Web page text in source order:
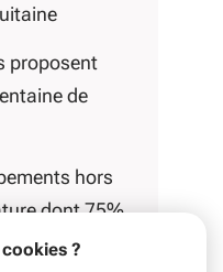
?
proposent
de
hors
dont 75%
aux